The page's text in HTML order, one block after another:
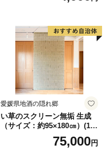
愛知県 小牧市 お取り寄せ 送
愛媛県地酒の隠れ郷
い草のスクリーン無垢 生成
（サイズ：約95×180㎝）(14
75,000円